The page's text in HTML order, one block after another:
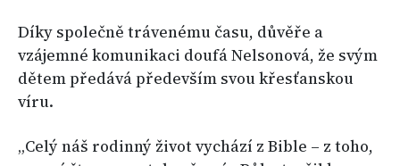
Díky společně trávenému času, důvěře a
vzájemné komunikaci doufá Nelsonová, že svým
dětem předává především svou křesťanskou
víru.
„Celý náš rodinný život vychází z Bible – z toho,